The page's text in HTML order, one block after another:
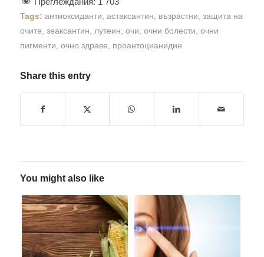
Tags: антиоксиданти астаксантин възрастни защита на
очите зеаксантин лутеин очи очни болести очни
пигменти очно здраве проантоцианидин
Share this entry
You might also like